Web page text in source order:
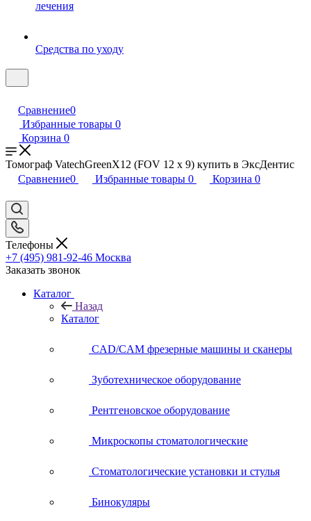
лечения
Средства по уходу
Сравнение0
Избранные товары 0
Корзина 0
Томограф VatechGreenX12 (FOV 12 x 9) купить в ЭксДентис
Сравнение0 Избранные товары 0 Корзина 0
Телефоны
+7 (495) 981-92-46 Москва
Заказать звонок
Каталог
Назад
Каталог
CAD/CAM фрезерные машины и сканеры
Зуботехническое оборудование
Рентгеновское оборудование
Микроскопы стоматологические
Стоматологические установки и стулья
Бинокуляры